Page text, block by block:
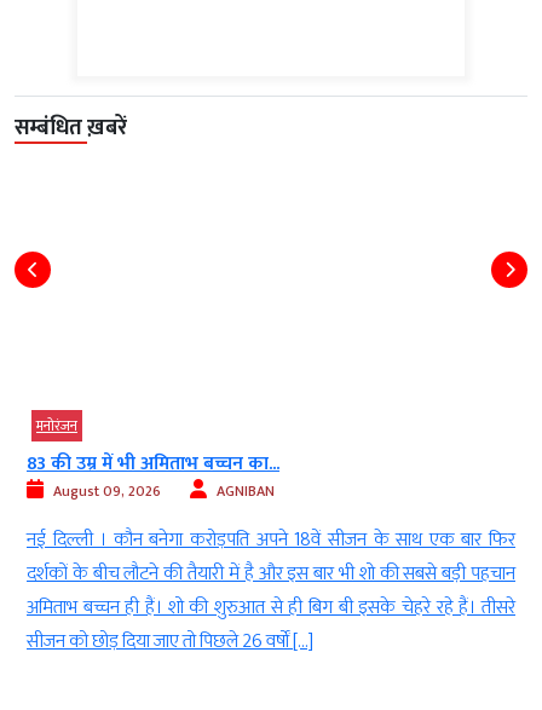
सम्बंधित ख़बरें
मनोरंजन
15 अगस्त के आसपास रिलीज हुई इन पांच...
August 09, 2026 AGNIBAN
नई दिल्ली । 15 अगस्त (August 15) का दिन देश (Country) में स्वतंत्रता
दिवस (Independence Day) के जश्न के लिए खास होता है, लेकिन फिल्म
इंडस्ट्री (Film Industry) के लिए भी यह समय लंबे वीकेंड और छुट्टियों के
कारण महत्वपूर्ण माना जाता है। कई बड़े सितारों और बड़े बजट की फिल्मों (Big